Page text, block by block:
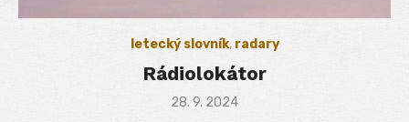
letecký slovník, radary
Rádiolokátor
Posted
28. 9. 2024